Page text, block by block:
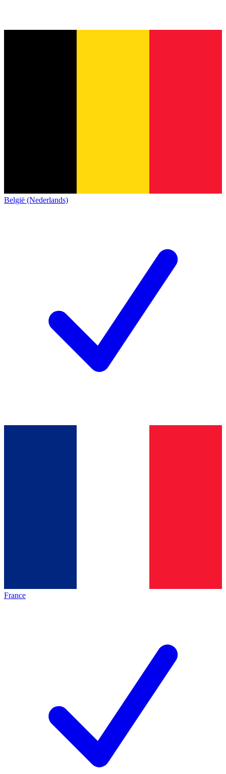
België (Nederlands)
France